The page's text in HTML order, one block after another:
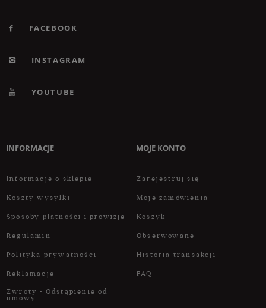
FACEBOOK
INSTAGRAM
YOUTUBE
INFORMACJE
Informacje o sklepie
Koszty wysyłki
Sposoby płatności i prowizje
Regulamin
Polityka prywatności
Reklamacje
Zwroty - Odstąpienie od
umowy
MOJE KONTO
Zarejestruj się
Moje zamówienia
Koszyk
Obserwowane
Historia transakcji
FAQ